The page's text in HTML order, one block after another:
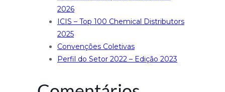
2026
ICIS – Top 100 Chemical Distributors
2025
Convenções Coletivas
Perfil do Setor 2022 – Edição 2023